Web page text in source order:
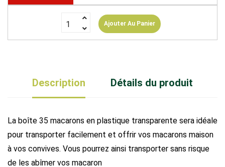
Ajouter Au Panier
Description Détails du produit
La boîte 35 macarons en plastique transparente sera idéale
pour transporter facilement et offrir vos macarons maison
à vos convives. Vous pourrez ainsi transporter sans risque
de les abîmer vos macaron